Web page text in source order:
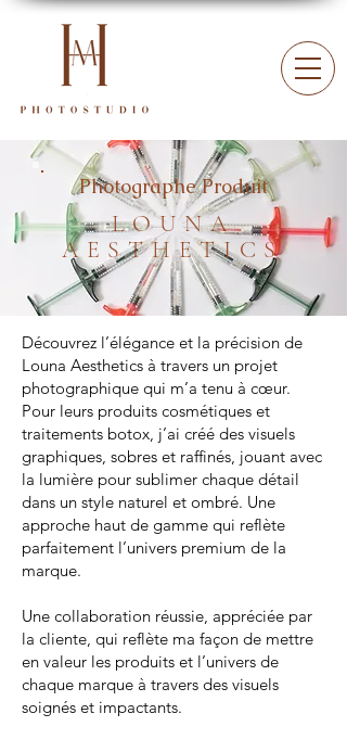
Photographe Produit
LOUNA
AESTHETICS
Découvrez l’élégance et la précision de
Louna Aesthetics à travers un projet
photographique qui m’a tenu à cœur.
Pour leurs produits cosmétiques et
traitements botox, j’ai créé des visuels
graphiques, sobres et raffinés, jouant avec
la lumière pour sublimer chaque détail
dans un style naturel et ombré. Une
approche haut de gamme qui reflète
parfaitement l’univers premium de la
marque.
Une collaboration réussie, appréciée par
la cliente, qui reflète ma façon de mettre
en valeur les produits et l’univers de
chaque marque à travers des visuels
soignés et impactants.